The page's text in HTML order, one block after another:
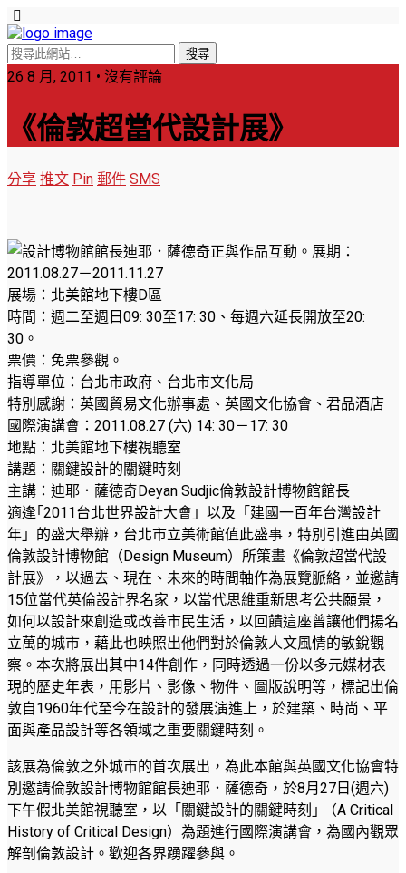
26 8 月, 2011 • 沒有評論
《倫敦超當代設計展》
分享 推文 Pin 郵件 SMS
展期：
2011.08.27－2011.11.27
展場：北美館地下樓D區
時間：週二至週日09: 30至17: 30、每週六延長開放至20:
30。
票價：免票參觀。
指導單位：台北市政府、台北市文化局
特別感謝：英國貿易文化辦事處、英國文化協會、君品酒店
國際演講會：2011.08.27 (六) 14: 30－17: 30
地點：北美館地下樓視聽室
講題：關鍵設計的關鍵時刻
主講：迪耶．薩德奇Deyan Sudjic倫敦設計博物館館長
適逢｢2011台北世界設計大會」以及「建國一百年台灣設計
年」的盛大舉辦，台北市立美術館值此盛事，特別引進由英國
倫敦設計博物館（Design Museum）所策畫《倫敦超當代設
計展》，以過去、現在、未來的時間軸作為展覽脈絡，並邀請
15位當代英倫設計界名家，以當代思維重新思考公共願景，
如何以設計來創造或改善市民生活，以回饋這座曾讓他們揚名
立萬的城市，藉此也映照出他們對於倫敦人文風情的敏銳觀
察。本次將展出其中14件創作，同時透過一份以多元媒材表
現的歷史年表，用影片、影像、物件、圖版說明等，標記出倫
敦自1960年代至今在設計的發展演進上，於建築、時尚、平
面與產品設計等各領域之重要關鍵時刻。
該展為倫敦之外城市的首次展出，為此本館與英國文化協會特
別邀請倫敦設計博物館館長迪耶．薩德奇，於8月27日(週六)
下午假北美館視聽室，以「關鍵設計的關鍵時刻｣ （A Critical
History of Critical Design）為題進行國際演講會，為國內觀眾
解剖倫敦設計。歡迎各界踴躍參與。